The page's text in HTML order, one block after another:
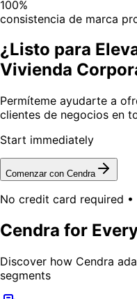
100%
consistencia de marca
¿Listo para
Vivienda
Permíteme ayudarte a
clientes de negocios en
Start immediately
Comenzar con Cendra
No credit card required
Cendra for
Discover how Cendra
segments